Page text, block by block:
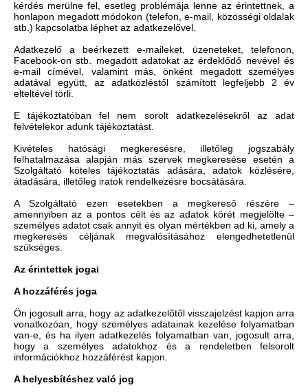
kérdés merülne fel, esetleg problémája lenne az érintettnek, a
honlapon megadott módokon (telefon, e-mail, közösségi oldalak
stb.) kapcsolatba léphet az adatkezelővel.
Adatkezelő a beérkezett e-maileket, üzeneteket, telefonon,
Facebook-on stb. megadott adatokat az érdeklődő nevével és
e-mail címével, valamint más, önként megadott személyes
adatával együtt, az adatközléstől számított legfeljebb 2 év
elteltével törli.
E tájékoztatóban fel nem sorolt adatkezelésekről az adat
felvételekor adunk tájékoztatást.
Kivételes hatósági megkeresésre, illetőleg jogszabály
felhatalmazása alapján más szervek megkeresése esetén a
Szolgáltató köteles tájékoztatás adására, adatok közlésére,
átadására, illetőleg iratok rendelkezésre bocsátására.
A Szolgáltató ezen esetekben a megkereső részére –
amennyiben az a pontos célt és az adatok körét megjelölte –
személyes adatot csak annyit és olyan mértékben ad ki, amely a
megkeresés céljának megvalósításához elengedhetetlenül
szükséges.
Az érintettek jogai
A hozzáférés joga
Ön jogosult arra, hogy az adatkezelőtől visszajelzést kapjon arra
vonatkozóan, hogy személyes adatainak kezelése folyamatban
van-e, és ha ilyen adatkezelés folyamatban van, jogosult arra,
hogy a személyes adatokhoz és a rendeletben felsorolt
információkhoz hozzáférést kapjon.
A helyesbítéshez való jog